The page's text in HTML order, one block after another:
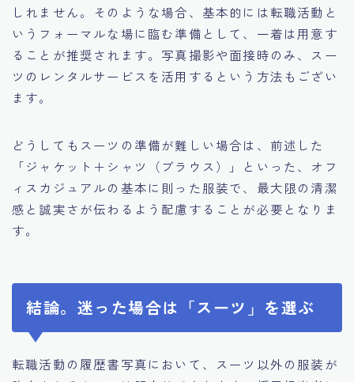
しれません。そのような場合、基本的には転職活動と
いうフォーマルな場に臨む準備として、一着は用意す
ることが推奨されます。写真撮影や面接時のみ、スー
ツのレンタルサービスを活用するという方法もござい
ます。
どうしてもスーツの準備が難しい場合は、前述した
「ジャケット＋シャツ（ブラウス）」といった、オフ
ィスカジュアルの基本に則った服装で、最大限の清潔
感と誠実さが伝わるよう配慮することが必要となりま
す。
結論。迷った場合は「スーツ」を選ぶ
転職活動の履歴書写真において、スーツ以外の服装が